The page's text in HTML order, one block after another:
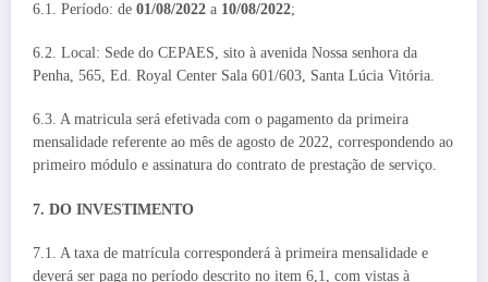
6.1. Período: de 01/08/2022 a 10/08/2022;
6.2. Local: Sede do CEPAES, sito à avenida Nossa senhora da
Penha, 565, Ed. Royal Center Sala 601/603, Santa Lúcia Vitória.
6.3. A matricula será efetivada com o pagamento da primeira
mensalidade referente ao mês de agosto de 2022, correspondendo ao
primeiro módulo e assinatura do contrato de prestação de serviço.
7. DO INVESTIMENTO
7.1. A taxa de matrícula corresponderá à primeira mensalidade e
deverá ser paga no período descrito no item 6,1, com vistas à